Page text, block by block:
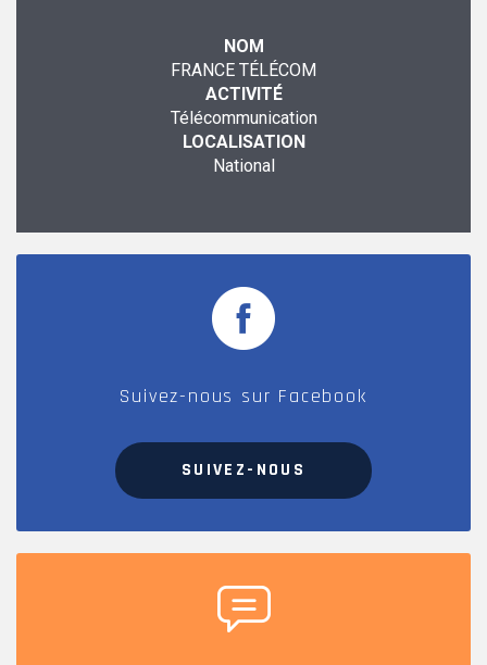
NOM
FRANCE TÉLÉCOM
ACTIVITÉ
Télécommunication
LOCALISATION
National
Suivez-nous sur Facebook
SUIVEZ-NOUS